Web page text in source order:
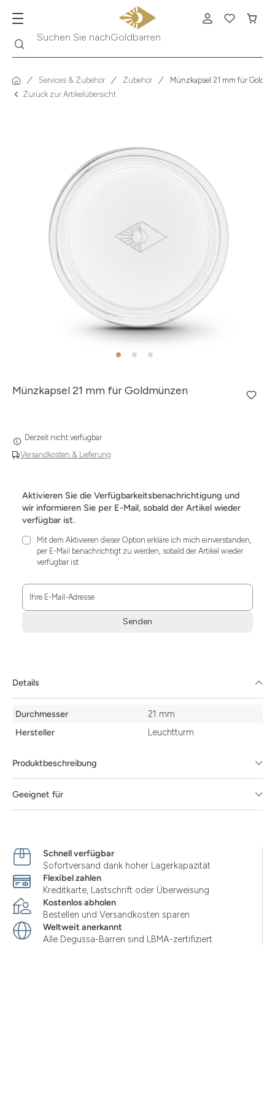
Suchen Sie nach
Services & Zubehör Zubehör
Münzkapsel 21 mm für
Zurück zur Artikelübersicht
Münzkapsel 21 mm für Goldmünzen
Versandkosten & Lieferung
Derzeit nicht verfügbar
Aktivieren Sie die Verfügbarkeitsbenachrichtigung und
wir informieren Sie per E-Mail, sobald der Artikel wieder
verfügbar ist.
Mit dem Aktivieren dieser Option erkläre ich mich einverstanden,
per E-Mail benachrichtigt zu werden, sobald der Artikel wieder
verfügbar ist
Ihre E-Mail-Adresse
Senden
die
Zustimmung
aktivieren.
Details
Produktbeschreibung
Geeignet für
Details
Durchmesser
21 mm
Hersteller
Leuchtturm
Schnell verfügbar
Sofortversand dank hoher Lagerkapazität
Flexibel zahlen
Kreditkarte, Lastschrift oder Überweisung
Kostenlos abholen
Bestellen und Versandkosten sparen
Weltweit anerkannt
Alle Degussa-Barren sind LBMA-zertifiziert